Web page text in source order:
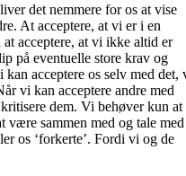
det nemmere for os at vise
At acceptere, at vi er i en
acceptere, at vi ikke altid er
på eventuelle store krav og
acceptere os selv med det,
vi kan acceptere andre med
dem. Vi behøver kun at
være sammen med og tale med
os ‘forkerte’. Fordi vi og de